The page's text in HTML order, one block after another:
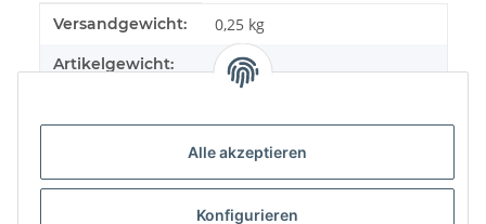
Alle akzeptieren
Konfigurieren
Produkteigenschaft
Wert
Versandgewicht: 0,25 kg
Artikelgewicht: 0,19 kg